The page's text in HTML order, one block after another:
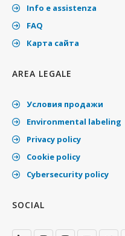
Info e assistenza
FAQ
Карта сайта
AREA LEGALE
Условия продажи
Environmental labeling
Privacy policy
Cookie policy
Cybersecurity policy
SOCIAL